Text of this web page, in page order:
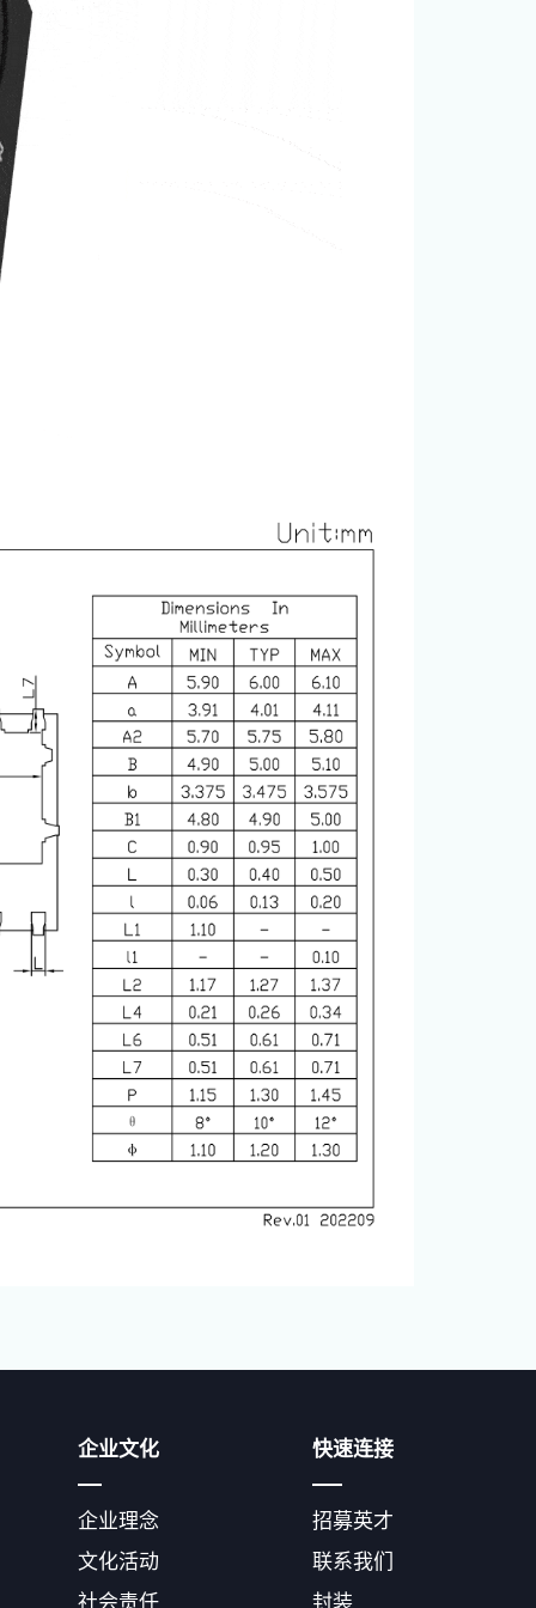
企业文化
企业理念
文化活动
社会责任
快速连接
招募英才
联系我们
封装